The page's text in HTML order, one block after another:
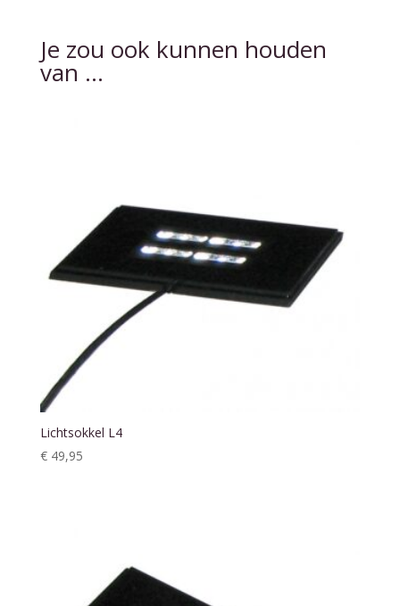
Je zou ook kunnen houden
van …
Lichtsokkel L4
€49,95